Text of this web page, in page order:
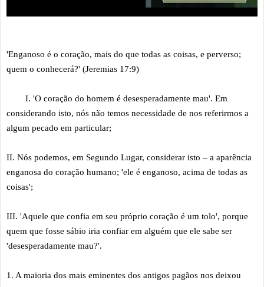
'Enganoso é o coração, mais do que todas as coisas, e perverso;
quem o conhecerá?' (Jeremias 17:9)
I. 'O coração do homem é desesperadamente mau'. Em
considerando isto, nós não temos necessidade de nos referirmos a
algum pecado em particular;
II. Nós podemos, em Segundo Lugar, considerar isto – a aparência
enganosa do coração humano; 'ele é enganoso, acima de todas as
coisas';
III. 'Aquele que confia em seu próprio coração é um tolo', porque
quem que fosse sábio iria confiar em alguém que ele sabe ser
'desesperadamente mau?'.
1. A maioria dos mais eminentes dos antigos pagãos nos deixou